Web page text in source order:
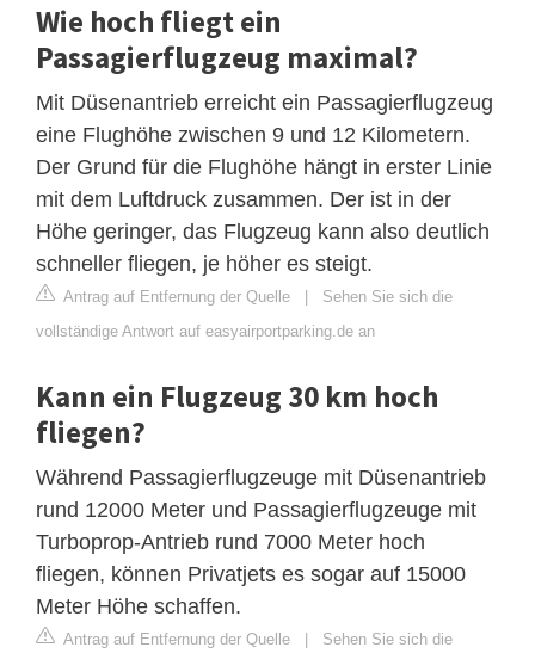
Wie hoch fliegt ein
Passagierflugzeug maximal?
Mit Düsenantrieb erreicht ein Passagierflugzeug
eine Flughöhe zwischen 9 und 12 Kilometern.
Der Grund für die Flughöhe hängt in erster Linie
mit dem Luftdruck zusammen. Der ist in der
Höhe geringer, das Flugzeug kann also deutlich
schneller fliegen, je höher es steigt.
Antrag auf Entfernung der Quelle | Sehen Sie sich die
vollständige Antwort auf easyairportparking.de an
Kann ein Flugzeug 30 km hoch
fliegen?
Während Passagierflugzeuge mit Düsenantrieb
rund 12000 Meter und Passagierflugzeuge mit
Turboprop-Antrieb rund 7000 Meter hoch
fliegen, können Privatjets es sogar auf 15000
Meter Höhe schaffen.
Antrag auf Entfernung der Quelle | Sehen Sie sich die